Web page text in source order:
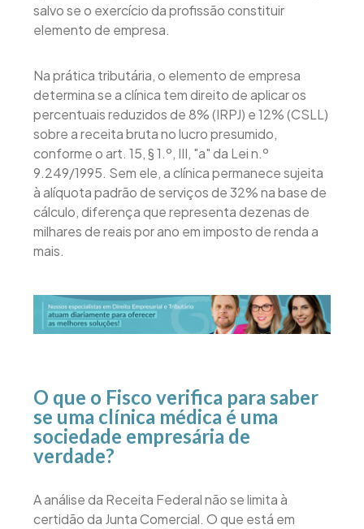
salvo se o exercício da profissão constituir
elemento de empresa.
Na prática tributária, o elemento de empresa
determina se a clínica tem direito de aplicar os
percentuais reduzidos de 8% (IRPJ) e 12% (CSLL)
sobre a receita bruta no lucro presumido,
conforme o art. 15, § 1.º, III, "a" da Lei n.º
9.249/1995. Sem ele, a clínica permanece sujeita
à alíquota padrão de serviços de 32% na base de
cálculo, diferença que representa dezenas de
milhares de reais por ano em imposto de renda a
mais.
O que o Fisco verifica para saber
se uma clínica médica é uma
sociedade empresária de
verdade?
A análise da Receita Federal não se limita à
certidão da Junta Comercial. O que está em